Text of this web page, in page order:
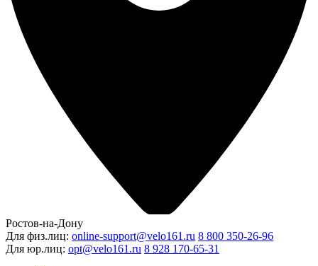
Ростов-на-Дону
Для физ.лиц: online-support@velo161.ru 8 800 350-26-96
Для юр.лиц: opt@velo161.ru 8 928 170-65-31